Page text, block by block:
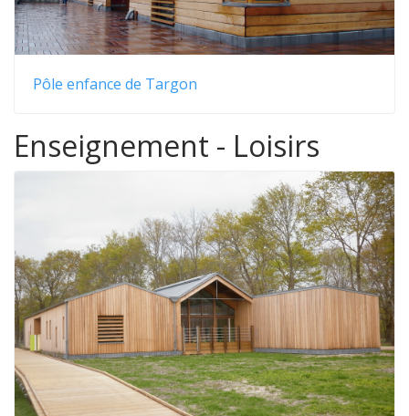
Pôle enfance de Targon
Enseignement - Loisirs